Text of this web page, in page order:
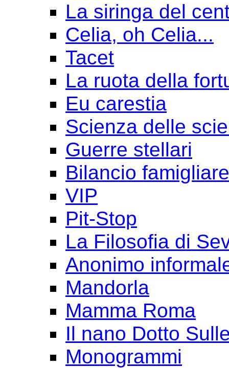
La siringa del
Celia, oh Celia...
Tacet
La ruota della
Eu carestia
Scienza delle
Guerre stellari
Bilancio famigliare
VIP
Pit-Stop
La Filosofia di
Anonimo
Mandorla
Mamma Roma
Il nano Dotto
Monogrammi